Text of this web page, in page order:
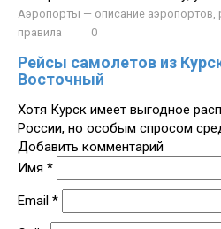
Аэропорты — описание аэропортов,
правила
0
Рейсы самолетов из
Восточный
Хотя Курск имеет выгодное
России, но особым спросом
Добавить комментарий
Имя *
Email *